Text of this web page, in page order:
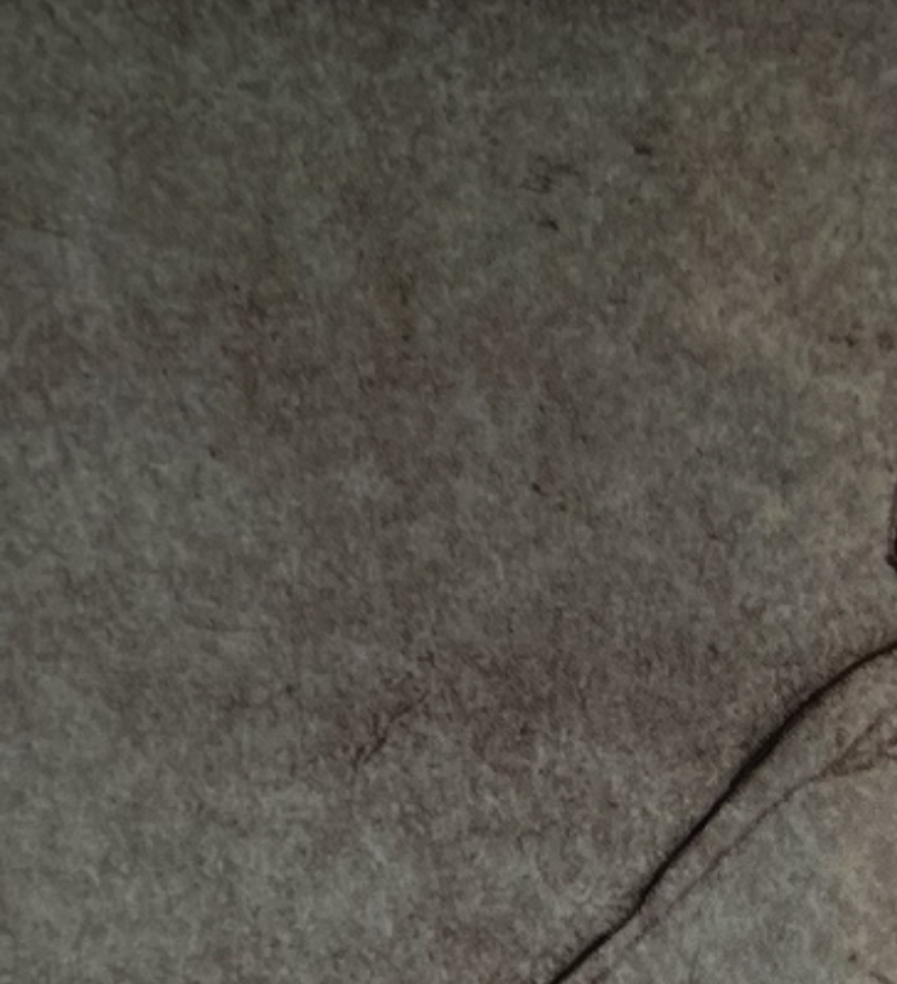
Adresse email*
Statut / Organisation
J'accepte les termes et conditions
* Champ obligatoire
Adresse email*
Nom
Prénom
Statut / Organisation
J'accepte les termes et conditions
* Champ obligatoire